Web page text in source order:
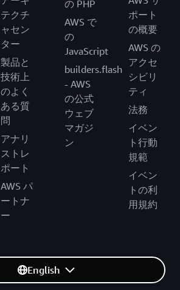
テクチ
ャセン
ター
製品と
技術上
のよく
ある質
問
アナリ
ストレ
ポート
AWS パ
ートナ
ー
の PHP
AWS で
の
JavaScript
builders.flash
- AWS
の公式
ウェブ
マガジ
ン
ポート
の概要
AWS の
アクセ
シビリ
ティ
法務
イベン
ト行動
規範
イベン
トの利
用規約
English